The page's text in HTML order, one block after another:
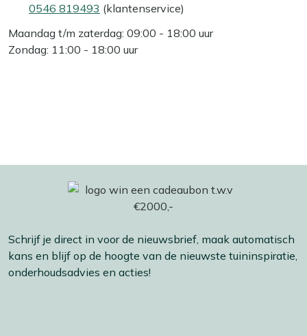
0546 819493 (klantenservice)
Maandag t/m zaterdag: 09:00 - 18:00 uur
Zondag: 11:00 - 18:00 uur
Schrijf je direct in voor de nieuwsbrief, maak automatisch
kans en blijf op de hoogte van de nieuwste tuininspiratie,
onderhoudsadvies en acties!